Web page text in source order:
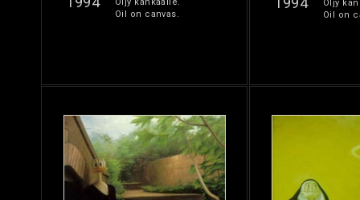
Oil on canvas.
Öljy
Oil on